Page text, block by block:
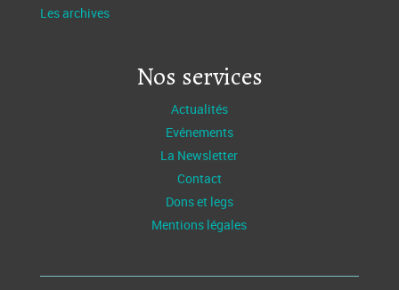
Les archives
Nos services
Actualités
Evénements
La Newsletter
Contact
Dons et legs
Mentions légales